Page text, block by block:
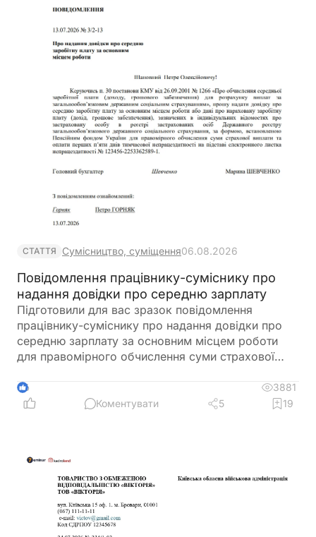
СТАТТЯ Сумісництво, суміщення06.08.2026
Повідомлення працівнику-суміснику про
надання довідки про середню зарплату
Підготовили для вас зразок повідомлення
працівнику-суміснику про надання довідки про
середню зарплату за основним місцем роботи
для правомірного обчислення суми страхової
непрацездатності
6
3881
Коментувати
5 19